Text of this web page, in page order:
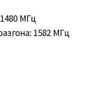
МГц
1582 МГц